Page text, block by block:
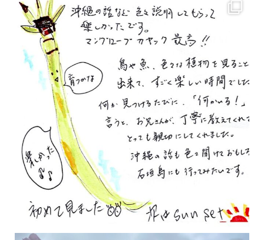
2月の沖縄は桜の季節です♪ こちらは日本で最も咲くのが早い桜 「カンヒザクラ」となって